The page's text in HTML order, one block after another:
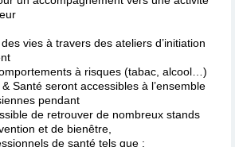
vies à travers des ateliers d’initiation
à risques (tabac, alcool…)
Santé seront accessibles à l’ensemble
pendant
de retrouver de nombreux stands
et de bienêtre,
de santé tels que :